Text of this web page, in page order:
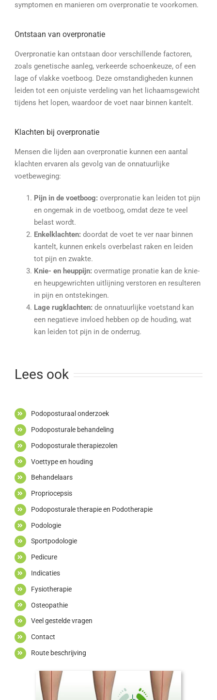
symptomen en manieren om overpronatie te voorkomen.
Ontstaan van overpronatie
Overpronatie kan ontstaan door verschillende factoren,
zoals genetische aanleg, verkeerde schoenkeuze, of een
lage of vlakke voetboog. Deze omstandigheden kunnen
leiden tot een onjuiste verdeling van het lichaamsgewicht
tijdens het lopen, waardoor de voet naar binnen kantelt.
Klachten bij overpronatie
Mensen die lijden aan overpronatie kunnen een aantal
klachten ervaren als gevolg van de onnatuurlijke
voetbeweging:
Pijn in de voetboog:overpronatie kan leiden tot pijn
en ongemak in de voetboog, omdat deze te veel
belast wordt.
Enkelklachten:doordat de voet te ver naar binnen
kantelt, kunnen enkels overbelast raken en leiden
tot pijn en zwakte.
Knie- en heuppijn:overmatige pronatie kan de knie-
en heupgewrichten uitlijning verstoren en resulteren
in pijn en ontstekingen.
Lage rugklachten:de onnatuurlijke voetstand kan
een negatieve invloed hebben op de houding, wat
kan leiden tot pijn in de onderrug.
Lees ook
Podoposturaal onderzoek
Podoposturale behandeling
Podoposturale therapiezolen
Voettype en houding
Behandelaars
Propriocepsis
Podoposturale therapie en Podotherapie
Podologie
Sportpodologie
Pedicure
Indicaties
Fysiotherapie
Osteopathie
Veel gestelde vragen
Contact
Route beschrijving